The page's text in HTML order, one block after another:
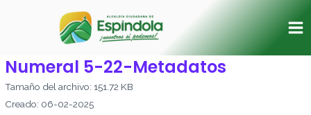
Numeral 5-22-Metadatos
Tamaño del archivo: 151.72 KB
Creado: 06-02-2025